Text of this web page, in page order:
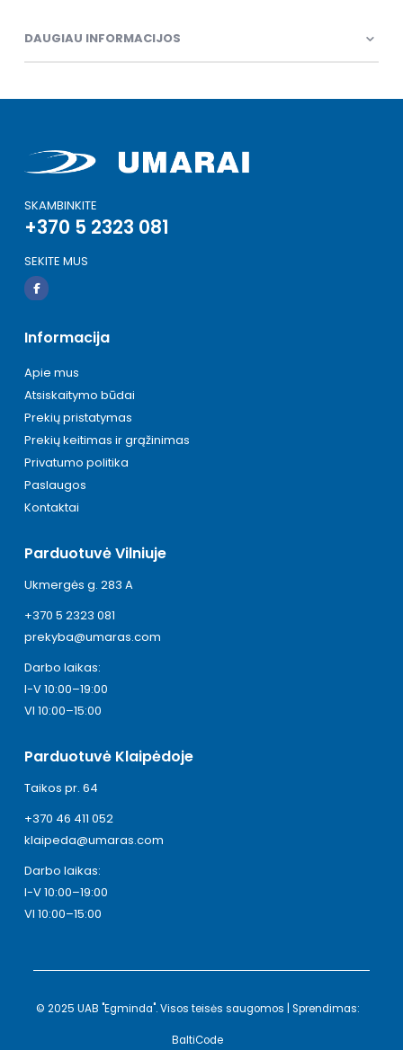
DAUGIAU INFORMACIJOS
SKAMBINKITE
+370 5 2323 081
SEKITE MUS
Informacija
Apie mus
Atsiskaitymo būdai
Prekių pristatymas
Prekių keitimas ir grąžinimas
Privatumo politika
Paslaugos
Kontaktai
Parduotuvė Vilniuje
Ukmergės g. 283 A
+370 5 2323 081
prekyba@umaras.com
Darbo laikas:
I-V 10:00–19:00
VI 10:00–15:00
Parduotuvė Klaipėdoje
Taikos pr. 64
+370 46 411 052
klaipeda@umaras.com
Darbo laikas:
I-V 10:00–19:00
VI 10:00–15:00
© 2025 UAB "Egminda". Visos teisės saugomos | Sprendimas:
BaltiCode